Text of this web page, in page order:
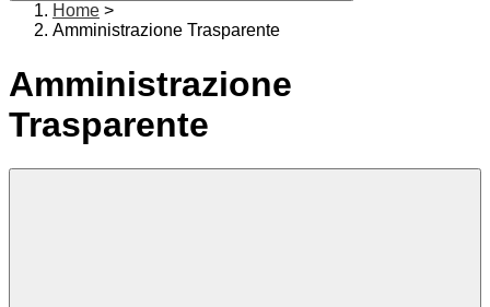
Home >
Amministrazione Trasparente
Amministrazione
Trasparente